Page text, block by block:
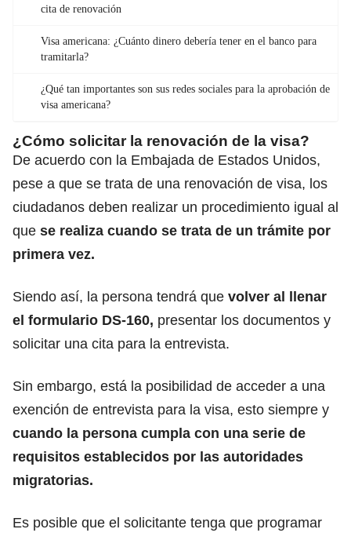
cita de renovación
Visa americana: ¿Cuánto dinero debería tener en el banco para
tramitarla?
¿Qué tan importantes son sus redes sociales para la aprobación de
visa americana?
¿Cómo solicitar la renovación de la visa?
De acuerdo con la Embajada de Estados Unidos,
pese a que se trata de una renovación de visa, los
ciudadanos deben realizar un procedimiento igual al
que se realiza cuando se trata de un trámite por
primera vez.
Siendo así, la persona tendrá que volver al llenar
el formulario DS-160, presentar los documentos y
solicitar una cita para la entrevista.
Sin embargo, está la posibilidad de acceder a una
exención de entrevista para la visa, esto siempre y
cuando la persona cumpla con una serie de
requisitos establecidos por las autoridades
migratorias.
Es posible que el solicitante tenga que programar